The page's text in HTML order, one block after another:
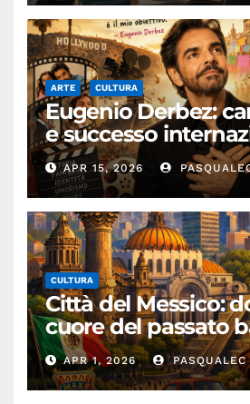
ARTE CULTURA
Eugenio Derbez:
e successo
dell’attore
APR 15, 2026
CULTURA
Città del Messico:
cuore del passato
presente
APR 1, 2026 PASQUALEC